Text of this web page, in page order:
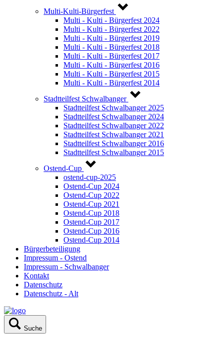
Multi-Kulti-Bürgerfest
Multi - Kulti - Bürgerfest 2024
Multi - Kulti - Bürgerfest 2022
Multi - Kulti - Bürgerfest 2019
Multi - Kulti - Bürgerfest 2018
Multi - Kulti - Bürgerfest 2017
Multi - Kulti - Bürgerfest 2016
Multi - Kulti - Bürgerfest 2015
Multi - Kulti - Bürgerfest 2014
Stadtteilfest Schwalbanger
Stadtteilfest Schwalbanger 2025
Stadtteilfest Schwalbanger 2024
Stadtteilfest Schwalbanger 2022
Stadtteilfest Schwalbanger 2021
Stadtteilfest Schwalbanger 2016
Stadtteilfest Schwalbanger 2015
Ostend-Cup
ostend-cup-2025
Ostend-Cup 2024
Ostend-Cup 2022
Ostend-Cup 2021
Ostend-Cup 2018
Ostend-Cup 2017
Ostend-Cup 2016
Ostend-Cup 2014
Bürgerbeteiligung
Impressum - Ostend
Impressum - Schwalbanger
Kontakt
Datenschutz
Datenschutz - Alt
Suche